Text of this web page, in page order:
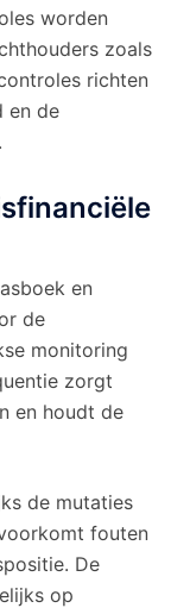
worden
zoals
richten
en de
en
de
monitoring
zorgt
en houdt de
de mutaties
fouten
De
op